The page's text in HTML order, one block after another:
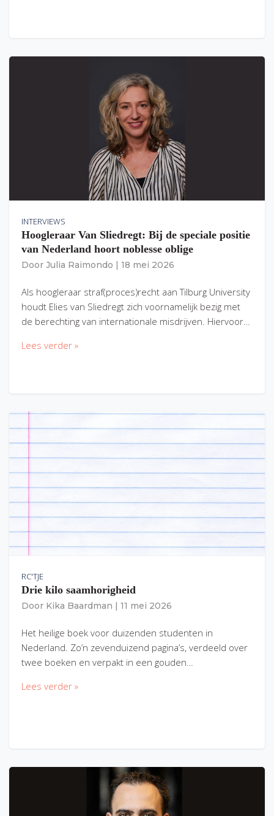
INTERVIEWS
Hoogleraar Van Sliedregt: Bij de speciale positie
van Nederland hoort noblesse oblige
Door Julia Raimondo 18 mei 2026
Als hoogleraar straf(proces)recht aan Tilburg University
houdt Elies van Sliedregt zich voornamelijk bezig met
de berechting van internationale misdrijven. Hiervoor…
Lees verder »
RC'TJE
Drie kilo saamhorigheid
Door Kika Baardman 11 mei 2026
Het heilige boek voor duizenden studenten in
Nederland. Zo’n zevenduizend pagina’s, verdeeld over
twee boeken en verpakt in een gouden…
Lees verder »